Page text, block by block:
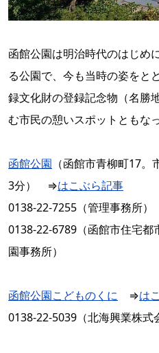
函館公園は明治時代のはじめ
る公園で、今も当時の姿をと
録文化財の登録記念物（名勝
む市民の憩いスポットともな
函館公園 （函館市青柳町17
3分） ⇒はこぶら記事
0138-22-7255（管理事務所）
0138-22-6789（函館市住宅
園事務所）
函館公園こどものくに ⇒は
0138-22-5039（北海興業株式